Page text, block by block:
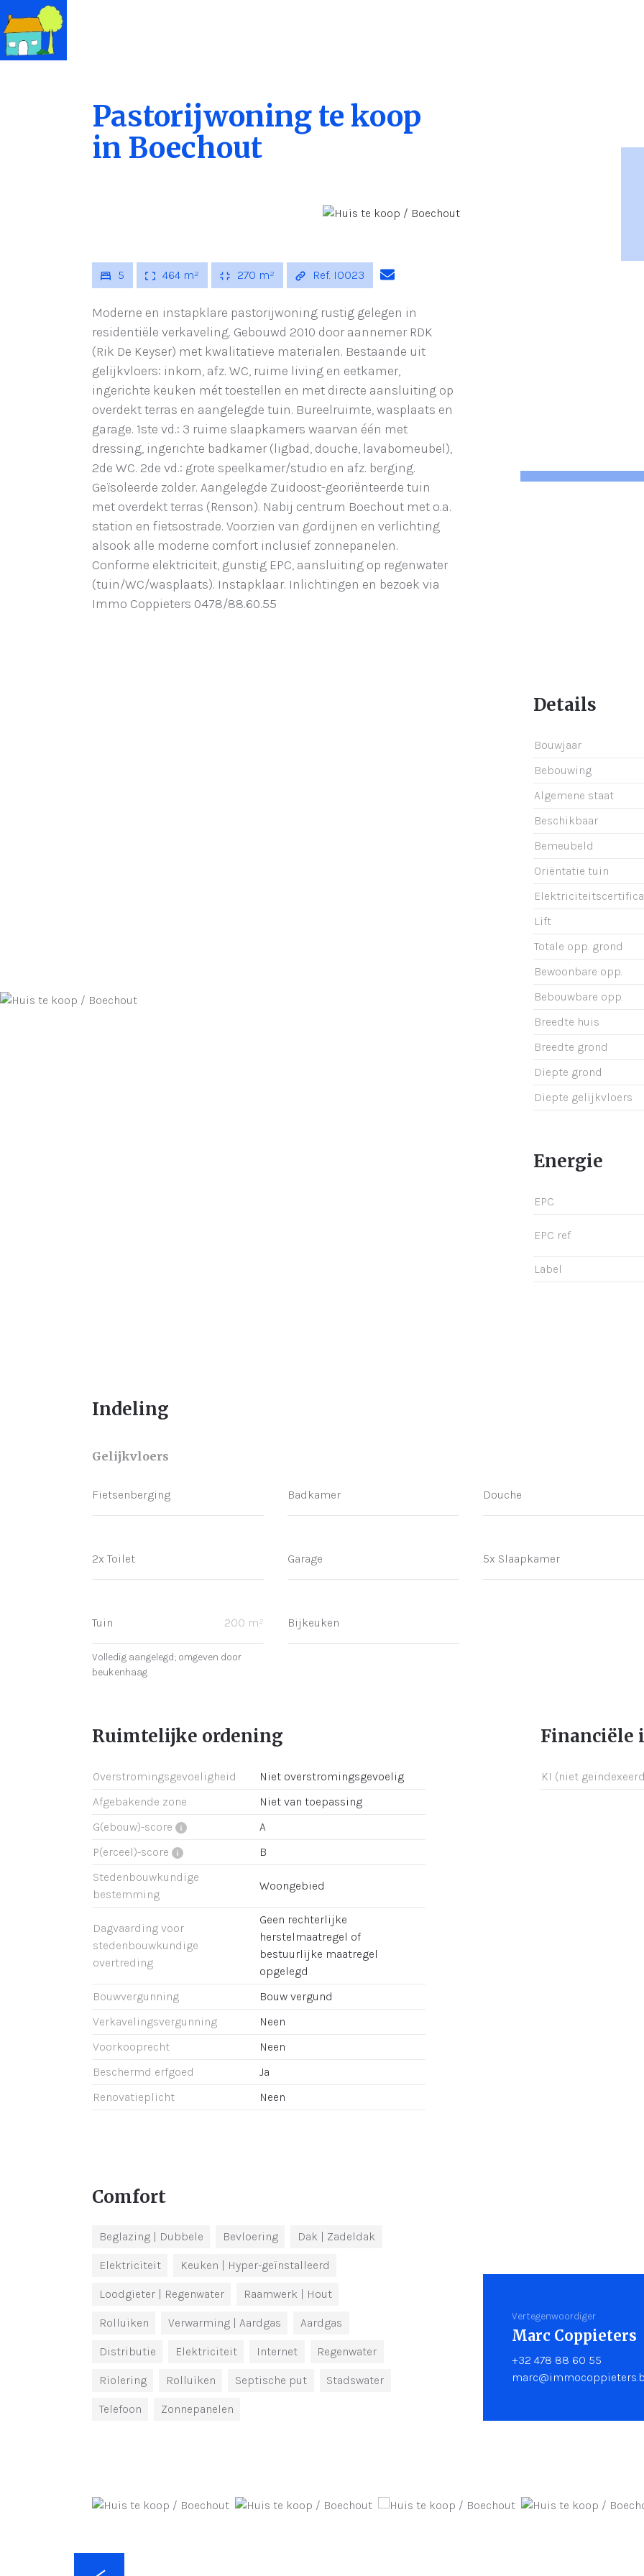
Pastorijwoning te koop
in Boechout
5 464 m² 270 m² Ref. I0023
Moderne en instapklare pastorijwoning rustig gelegen in
residentiële verkaveling. Gebouwd 2010 door aannemer RDK
(Rik De Keyser) met kwalitatieve materialen. Bestaande uit
gelijkvloers: inkom, afz. WC, ruime living en eetkamer,
ingerichte keuken mét toestellen en met directe aansluiting op
overdekt terras en aangelegde tuin. Bureelruimte, wasplaats en
garage. 1ste vd.: 3 ruime slaapkamers waarvan één met
dressing, ingerichte badkamer (ligbad, douche, lavabomeubel),
2de WC. 2de vd.: grote speelkamer/studio en afz. berging.
Geïsoleerde zolder. Aangelegde Zuidoost-georiënteerde tuin
met overdekt terras (Renson). Nabij centrum Boechout met o.a.
station en fietsostrade. Voorzien van gordijnen en verlichting
alsook alle moderne comfort inclusief zonnepanelen.
Conforme elektriciteit, gunstig EPC, aansluiting op regenwater
(tuin/WC/wasplaats). Instapklaar. Inlichtingen en bezoek via
Immo Coppieters 0478/88.60.55
Details
Bouwjaar
Bebouwing
Algemene staat
Beschikbaar
Bemeubeld
Oriëntatie tuin
Lift
Totale opp. grond
Bewoonbare opp.
Bebouwbare opp.
Breedte huis
Breedte grond
Diepte grond
Diepte gelijkvloers
Energie
EPC
EPC ref.
Label
Indeling
Gelijkvloers
Fietsenberging Badkamer Douche
2x Toilet Garage 5x Slaapkamer
Tuin 200 m²
Volledig aangelegd; omgeven door
beukenhaag
Bijkeuken
Ruimtelijke ordening
Overstromingsgevoeligheid
Niet overstromingsgevoelig
Afgebakende zone
Niet van toepassing
G(ebouw)-score
A
P(erceel)-score
B
Stedenbouwkundige
bestemming
Woongebied
Dagvaarding voor
stedenbouwkundige
overtreding
Geen rechterlijke
herstelmaatregel of
bestuurlijke maatregel
opgelegd
Bouwvergunning
Bouw vergund
Verkavelingsvergunning
Neen
Voorkooprecht
Neen
Beschermd erfgoed
Ja
Renovatieplicht
Neen
Financiële
KI (niet
Comfort
Beglazing | Dubbele Bevloering Dak | Zadeldak
Elektriciteit Keuken | Hyper-geïnstalleerd
Loodgieter | Regenwater Raamwerk | Hout
Rolluiken Verwarming | Aardgas Aardgas
Distributie Elektriciteit Internet Regenwater
Riolering Rolluiken Septische put Stadswater
Telefoon Zonnepanelen
Vertegenwoordiger
Marc Coppieters
+32 478 88 60 55